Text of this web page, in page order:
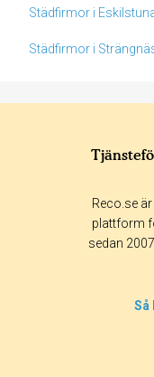
Städfirmor i
Städfirmor i
Betyg &
365
Reco.se
plattform
sedan
Så